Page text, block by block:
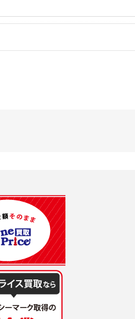
、その許可の際にご同意いただいた内容
請求収納、商品・サービスの提供、品
、お客様からのお申し出により利用を停
得ることが困難であるとき。
して協力する必要がある場合であって、
し、委託する場合は委託した個人データ
追加規定は、本規約の一部を構成しま
す。
るものとします。弊社が本規約を変更し
ト又は本サービスを利用された場合に
及び弊社が指定する個人情報などを、ユ
のとします。
、第三者の使用などによる損害の責任
きを行なうものとします。
用する過程において、弊社が知り得た情